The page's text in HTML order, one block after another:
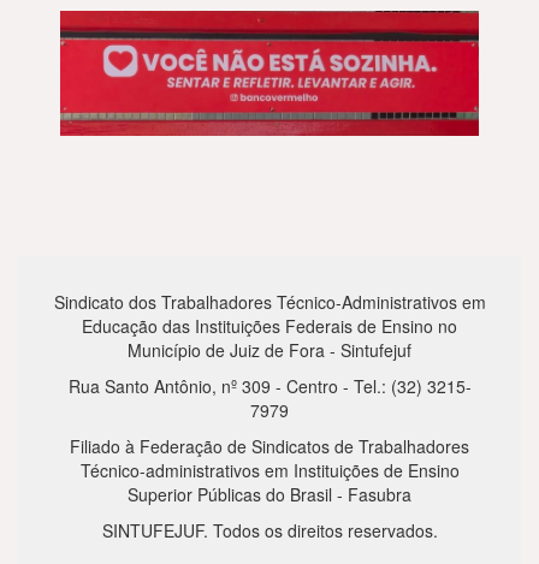
Sindicato dos Trabalhadores Técnico-Administrativos em
Educação das Instituições Federais de Ensino no
Município de Juiz de Fora - Sintufejuf
Rua Santo Antônio, nº 309 - Centro - Tel.: (32) 3215-
7979
Filiado à Federação de Sindicatos de Trabalhadores
Técnico-administrativos em Instituições de Ensino
Superior Públicas do Brasil - Fasubra
SINTUFEJUF. Todos os direitos reservados.